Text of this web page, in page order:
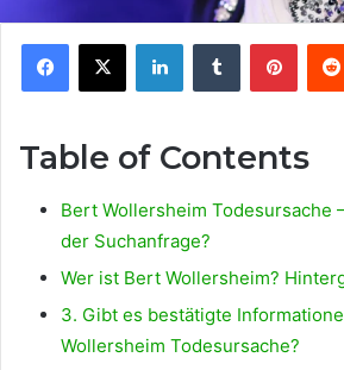
Facebook
X LinkedInTumblr
Table of Contents
Bert Wollersheim Todesursache
der Suchanfrage?
Wer ist Bert Wollersheim?
3. Gibt es bestätigte
Wollersheim Todesursache?